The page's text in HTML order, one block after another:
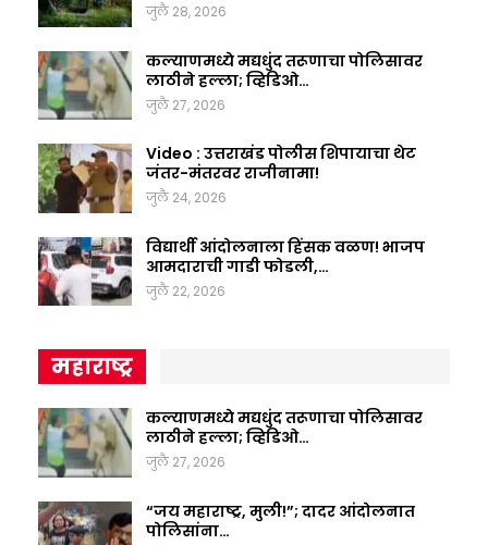
जुलै 28, 2026
कल्याणमध्ये मद्यधुंद तरूणाचा पोलिसावर
लाठीने हल्ला; व्हिडिओ…
जुलै 27, 2026
Video : उत्तराखंड पोलीस शिपायाचा थेट
जंतर-मंतरवर राजीनामा!
जुलै 24, 2026
विद्यार्थी आंदोलनाला हिंसक वळण! भाजप
आमदाराची गाडी फोडली,…
जुलै 22, 2026
महाराष्ट्र
कल्याणमध्ये मद्यधुंद तरूणाचा पोलिसावर
लाठीने हल्ला; व्हिडिओ…
जुलै 27, 2026
“जय महाराष्ट्र, मुली!”; दादर आंदोलनात
पोलिसांना…